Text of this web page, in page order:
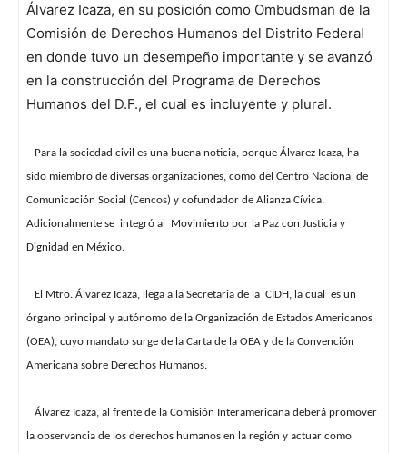
Álvarez Icaza, en su posición como Ombudsman de la
Comisión de Derechos Humanos del Distrito Federal
en donde tuvo un desempeño importante y se avanzó
en la construcción del Programa de Derechos
Humanos del D.F., el cual es incluyente y plural.
Para la sociedad civil es una buena noticia, porque Álvarez Icaza, ha
sido miembro de diversas organizaciones, como del Centro Nacional de
Comunicación Social (Cencos) y cofundador de Alianza Cívica.
Adicionalmente se integró al Movimiento por la Paz con Justicia y
Dignidad en México.
El Mtro. Álvarez Icaza, llega a la Secretaria de la CIDH, la cual es un
órgano principal y autónomo de la Organización de Estados Americanos
(OEA), cuyo mandato surge de la Carta de la OEA y de la Convención
Americana sobre Derechos Humanos.
Álvarez Icaza, al frente de la Comisión Interamericana deberá promover
la observancia de los derechos humanos en la región y actuar como